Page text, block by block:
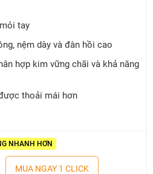
tay
nệm dày và đàn hồi cao
hợp kim vững chãi và khả năng
thoải mái hơn
NHANH HƠN
MUA NGAY 1 CLICK